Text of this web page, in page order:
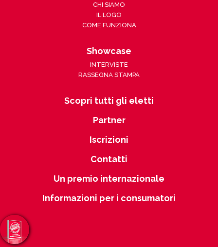
CHI SIAMO
IL LOGO
COME FUNZIONA
Showcase
INTERVISTE
RASSEGNA STAMPA
Scopri tutti gli eletti
Partner
Iscrizioni
Contatti
Un premio internazionale
Informazioni per i consumatori